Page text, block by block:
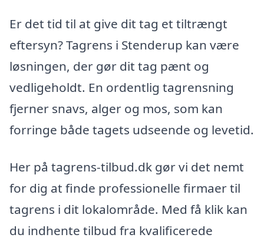
Er det tid til at give dit tag et tiltrængt
eftersyn? Tagrens i Stenderup kan være
løsningen, der gør dit tag pænt og
vedligeholdt. En ordentlig tagrensning
fjerner snavs, alger og mos, som kan
forringe både tagets udseende og levetid.
Her på tagrens-tilbud.dk gør vi det nemt
for dig at finde professionelle firmaer til
tagrens i dit lokalområde. Med få klik kan
du indhente tilbud fra kvalificerede